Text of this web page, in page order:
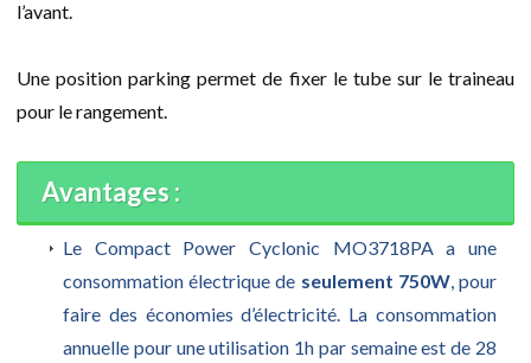
l’avant.
Une position parking permet de fixer le tube sur le traineau
pour le rangement.
Avantages :
Le Compact Power Cyclonic MO3718PA a une
consommation électrique de seulement 750W, pour
faire des économies d’électricité. La consommation
annuelle pour une utilisation 1h par semaine est de 28